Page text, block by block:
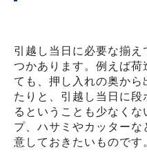
引越し当日に必要な揃
つかあります。例えば
ても、押し入れの奥か
たりと、引越し当日に段
るということも少なく
プ、ハサミやカッター
意しておきたいものです。